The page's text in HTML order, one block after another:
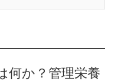
何か？管理栄養